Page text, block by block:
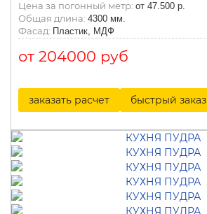
Цена за погонный метр: от 47.500 р.
Общая длина: 4300 мм.
Фасад: Пластик, МДФ
от 204000 руб
заказать расчет быстрый заказ